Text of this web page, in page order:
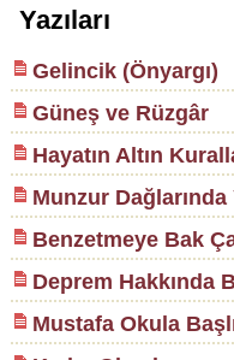
Yazıları
Gelincik (Önyargı)
Güneş ve Rüzgâr
Hayatın Altın
Munzur Dağlarında
Benzetmeye Bak
Deprem Hakkında
Mustafa Okula